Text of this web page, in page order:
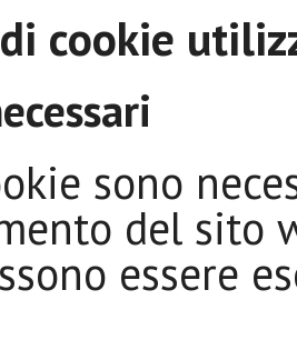
cookie
sono
del sito
essere